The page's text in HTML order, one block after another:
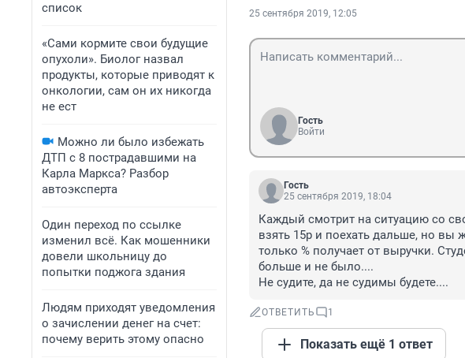
список
«Сами кормите свои будущие
опухоли». Биолог назвал
продукты, которые приводят к
онкологии, сам он их никогда
не ест
Можно ли было избежать
ДТП с 8 пострадавшими на
Карла Маркса? Разбор
автоэксперта
Один переход по ссылке
изменил всё. Как мошенники
довели школьницу до
попытки поджога здания
Людям приходят уведомления
о зачислении денег на счет:
почему верить этому опасно
25 сентября 2019, 12:05
Гость
Войти
Гость
25 сентября 2019, 18:04
Каждый смотрит на ситуацию со
взять 15р и поехать дальше, но вы
только % получает от выручки.
больше и не было....
Не судите, да не судимы будете....
ОТВЕТИТЬ 1
Показать ещё 1 ответ